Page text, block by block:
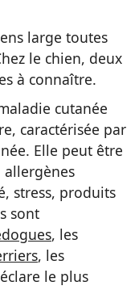
large toutes
le chien, deux
à connaître.
cutanée
caractérisée par
Elle peut être
allergènes
stress, produits
sont
, les
, les
le plus